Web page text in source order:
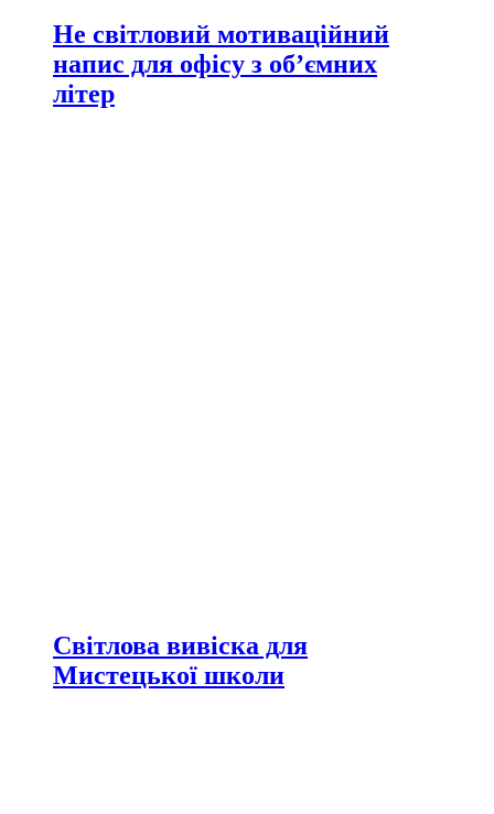
Не світловий мотиваційний
напис для офісу з об’ємних
літер
Світлова вивіска для
Мистецької школи